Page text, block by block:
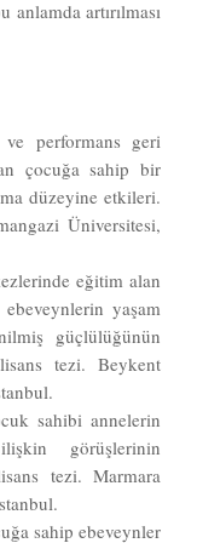
anlamda artırılması
performans geri
çocuğa sahip bir
düzeyine etkileri.
Üniversitesi,
eğitim alan
yaşam
güçlülüğünün
tezi. Beykent
sahibi annelerin
görüşlerinin
tezi. Marmara
sahip ebeveynler